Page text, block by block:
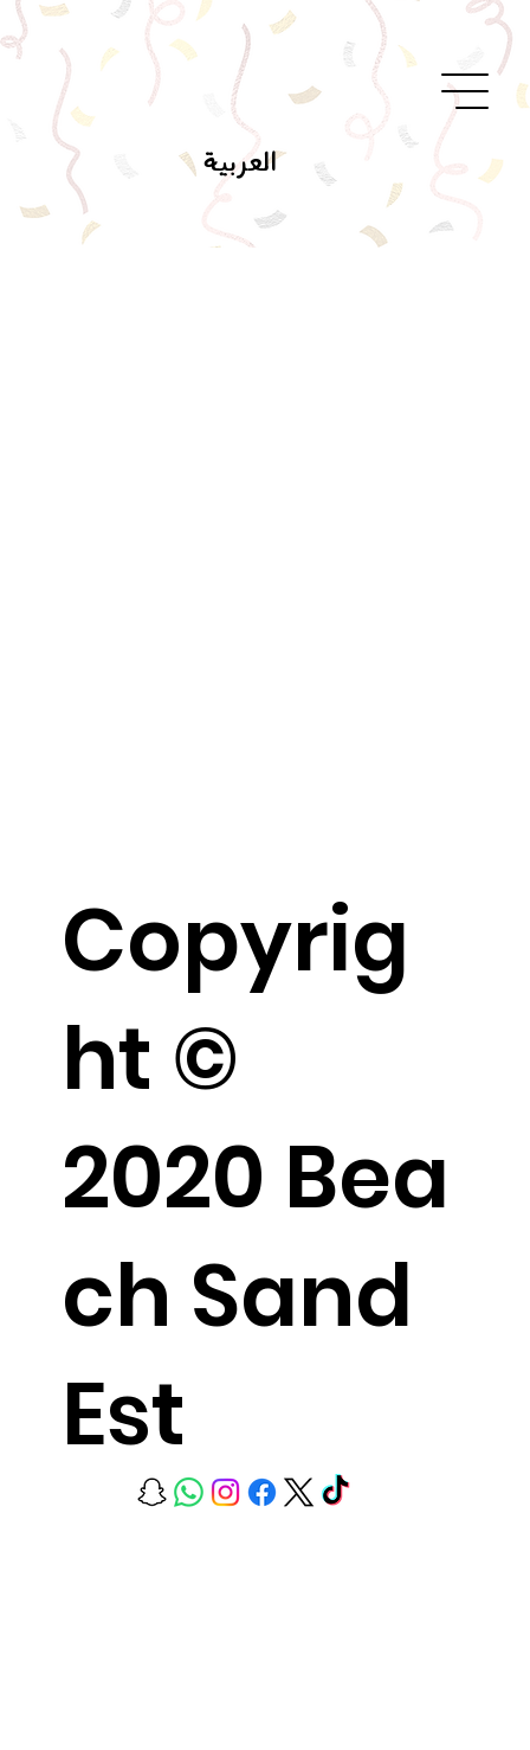
العربية
Copyrig
ht ©
2020 Bea
ch Sand
Est